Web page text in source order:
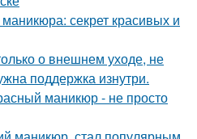
секрет красивых и
о внешнем уходе, не
поддержка изнутри.
маникюр - не просто